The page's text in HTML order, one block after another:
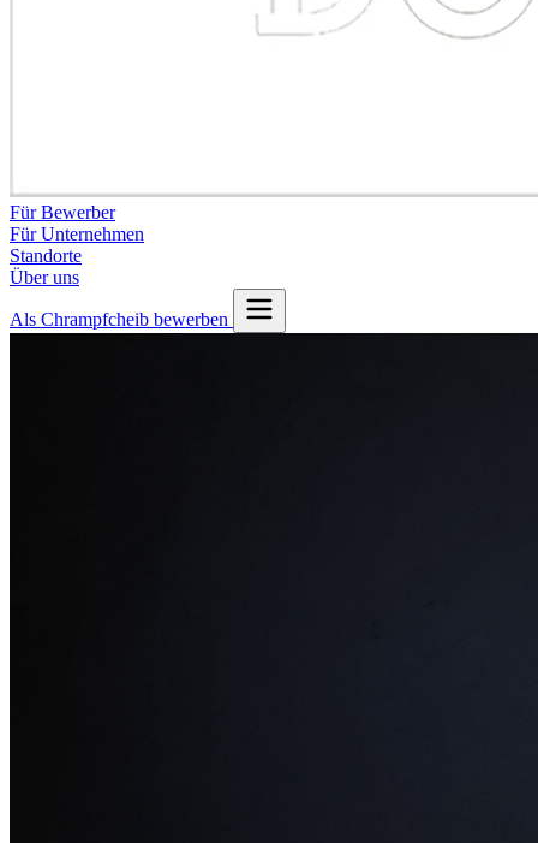
Für Bewerber
Für Unternehmen
Standorte
Über uns
Als Chrampfcheib bewerben